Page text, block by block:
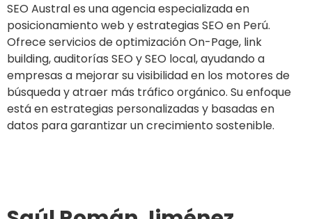
SEO Austral es una agencia especializada en
posicionamiento web y estrategias SEO en Perú.
Ofrece servicios de optimización On-Page, link
building, auditorías SEO y SEO local, ayudando a
empresas a mejorar su visibilidad en los motores de
búsqueda y atraer más tráfico orgánico. Su enfoque
está en estrategias personalizadas y basadas en
datos para garantizar un crecimiento sostenible.